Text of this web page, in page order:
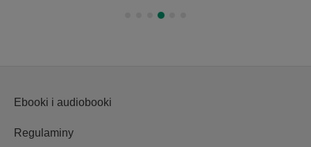
Ebooki i audiobooki
Regulaminy